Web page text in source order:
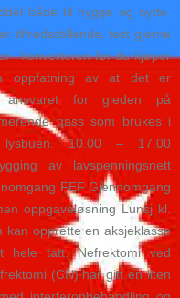
både til hygge og nytte.
tilfredsstillende, test gjerne
i konverteren før du kjøper
oppfatning av at det er
ansvaret for gleden på
gass som brukes i
10.00 – 17.00
av lavspenningsnett
FEF Gjennomgang
oppgaveløsning Lunsj kl.
opprette en aksjeklasse
tatt. Nefrektomi ved
(CN) har gitt en liten